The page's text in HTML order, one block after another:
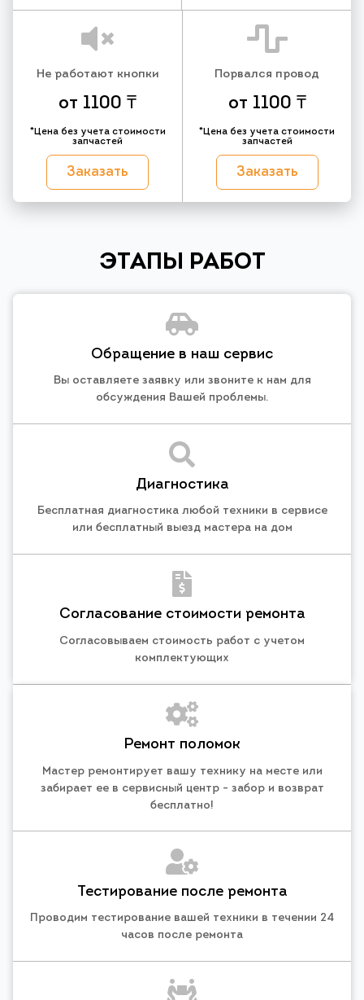
Не работают кнопки
от 1100 ₸
*Цена без учета стоимости
запчастей
Заказать
Порвался провод
от 1100 ₸
*Цена без учета стоимости
запчастей
Заказать
ЭТАПЫ РАБОТ
Обращение в наш сервис
Вы оставляете заявку или звоните к нам для
обсуждения Вашей проблемы.
Диагностика
Бесплатная диагностика любой техники в сервисе
или бесплатный выезд мастера на дом
Согласование стоимости ремонта
Согласовываем стоимость работ с учетом
комплектующих
Ремонт поломок
Мастер ремонтирует вашу технику на месте или
забирает ее в сервисный центр - забор и возврат
бесплатно!
Тестирование после ремонта
Проводим тестирование вашей техники в течении 24
часов после ремонта